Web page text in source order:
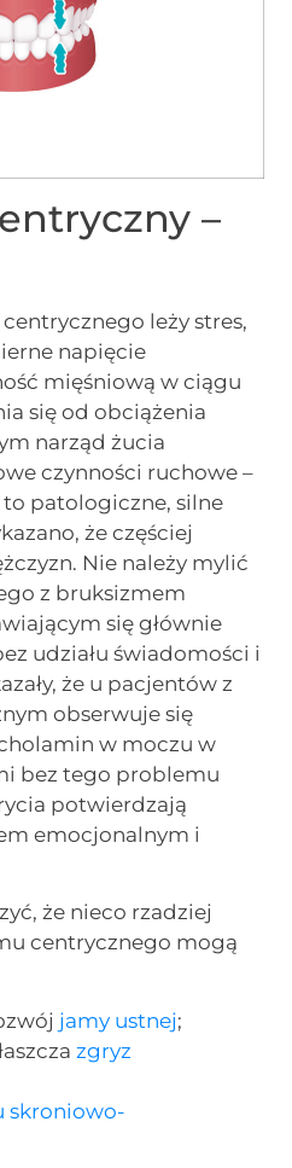
–
leży stres,
napięcie
mięśniową w ciągu
się od obciążenia
narząd żucia
czynności ruchowe –
patologiczne, silne
że częściej
Nie należy mylić
z bruksizmem
się głównie
udziału świadomości i
że u pacjentów z
obserwuje się
w moczu w
bez tego problemu
potwierdzają
emocjonalnym i
że nieco rzadziej
centrycznego mogą
jamy ustnej;
zgryz
skroniowo-